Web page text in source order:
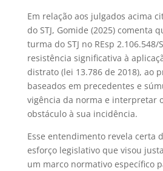
Em relação aos julgados acima
do STJ, Gomide (2025) comenta
turma do STJ no REsp 2.106.548/
resistência significativa à
distrato (lei 13.786 de 2018), ao
baseados em precedentes e
vigência da norma e interpretar
obstáculo à sua incidência.
Esse entendimento revela certa
esforço legislativo que visou
um marco normativo específico